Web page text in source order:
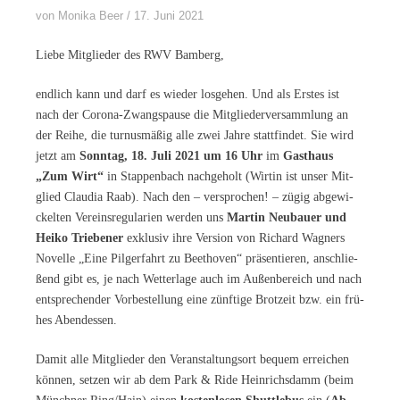
von Monika Beer 17. Juni 2021
Lie­be Mit­glie­der des RWV Bamberg,
end­lich kann und darf es wie­der los­ge­hen. Und als Ers­tes ist
nach der Co­ro­na-Zwangs­pau­se die Mit­glie­der­ver­samm­lung an
der Rei­he, die tur­nus­mä­ßig alle zwei Jah­re statt­fin­det. Sie wird
jetzt am Sonn­tag, 18. Juli 2021 um 16 Uhr im Gast­haus
„Zum Wirt“ in Stap­pen­bach nach­ge­holt (Wir­tin ist un­ser Mit­
glied Clau­dia Raab). Nach den – ver­spro­chen! – zü­gig ab­ge­wi­
ckel­ten Ver­eins­re­gu­la­ri­en wer­den uns Mar­tin Neu­bau­er und
Hei­ko Trie­be­ner ex­klu­siv ihre Ver­si­on von Ri­chard Wag­ners
No­vel­le „Eine Pil­ger­fahrt zu Beet­ho­ven“ prä­sen­tie­ren, an­schlie­
ßend gibt es, je nach Wet­ter­la­ge auch im Au­ßen­be­reich und nach
ent­spre­chen­der Vor­be­stel­lung eine zünf­ti­ge Brot­zeit bzw. ein frü­
hes Abendessen.
Da­mit alle Mit­glie­der den Ver­an­stal­tungs­ort be­quem er­rei­chen
kön­nen, set­zen wir ab dem Park & Ride Hein­richs­damm (beim